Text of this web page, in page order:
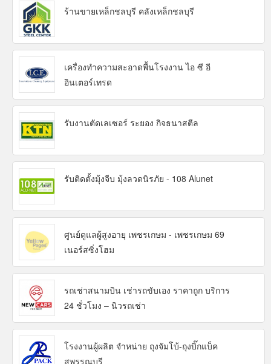
ร้านขายเหล็กชลบุรี คลังเหล็กชลบุรี
เครื่องทำความสะอาดพื้นโรงงาน ไอ ซี อี
อินเตอร์เทรด
รับงานตัดเลเซอร์ ระยอง กิจธนาสตีล
รับติดตั้งมุ้งจีบ มุ้งลวดนิรภัย - 108 Alunet
ศูนย์ดูแลผู้สูงอายุ เพชรเกษม - เพชรเกษม 69
เนอร์สซิ่งโฮม
รถเช่าสนามบิน เช่ารถขับเอง ราคาถูก บริการ
24 ชั่วโมง – นิวรถเช่า
โรงงานผู้ผลิต จำหน่าย ถุงจัมโบ้-ถุงบิ๊กแบ็ค
สุพรรณบุรี